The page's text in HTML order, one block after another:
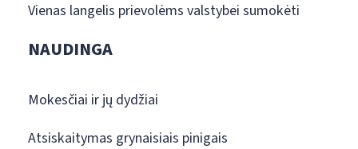
Vienas langelis prievolėms valstybei sumokėti
NAUDINGA
Mokesčiai ir jų dydžiai
Atsiskaitymas grynaisiais pinigais